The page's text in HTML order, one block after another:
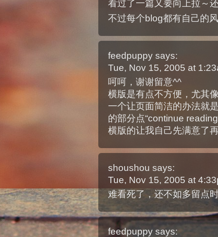
看过了一篇又要向上拉～
不过每个blog都有自己的
feedpuppy says:
Tue, Nov 15, 2005 at
呵呵，谢谢留意^^
横版是有点不方便，尤其
一个让页面简洁的办法就
的部分点“continue
横版的让我自己先满意了
shoushou says:
Tue, Nov 15, 2005 at
难看死了，还不如多留点
feedpuppy says: